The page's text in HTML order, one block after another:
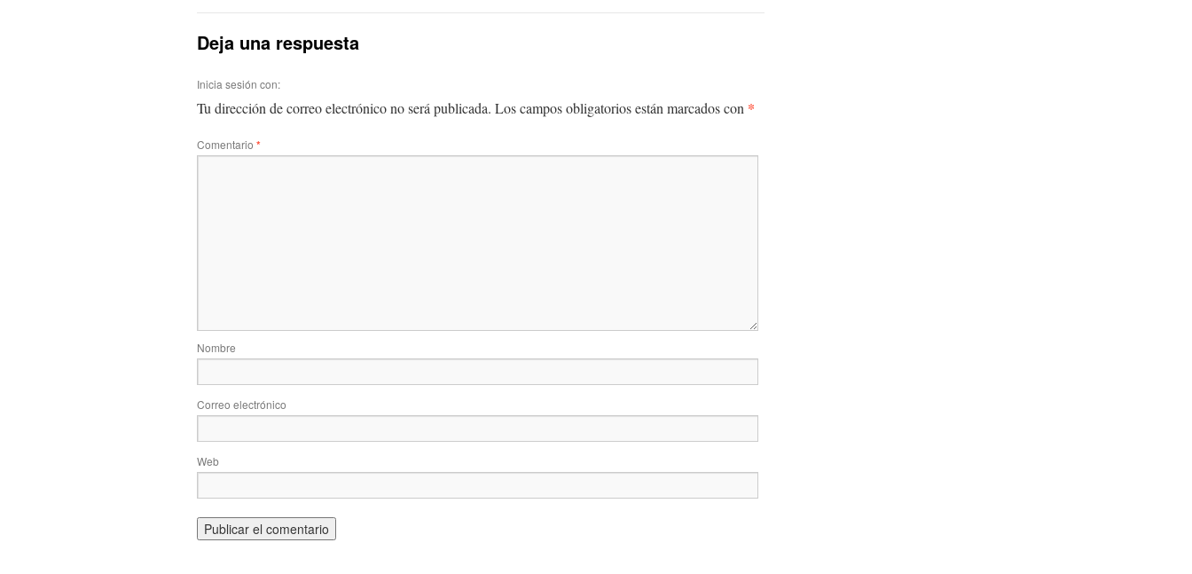
Deja una respuesta
Inicia sesión con:
Tu dirección de correo electrónico no será publicada. Los campos obligatorios están marcados con *
Comentario *
Nombre
Correo electrónico
Web